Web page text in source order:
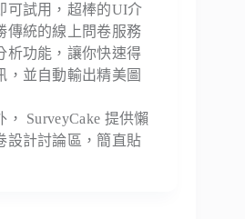
可試用，超棒的UI介
傳統的線上問卷服務
析功能，讓你快速得
，並自動輸出精美圖
， SurveyCake 提供懶
設計討論區，簡直貼